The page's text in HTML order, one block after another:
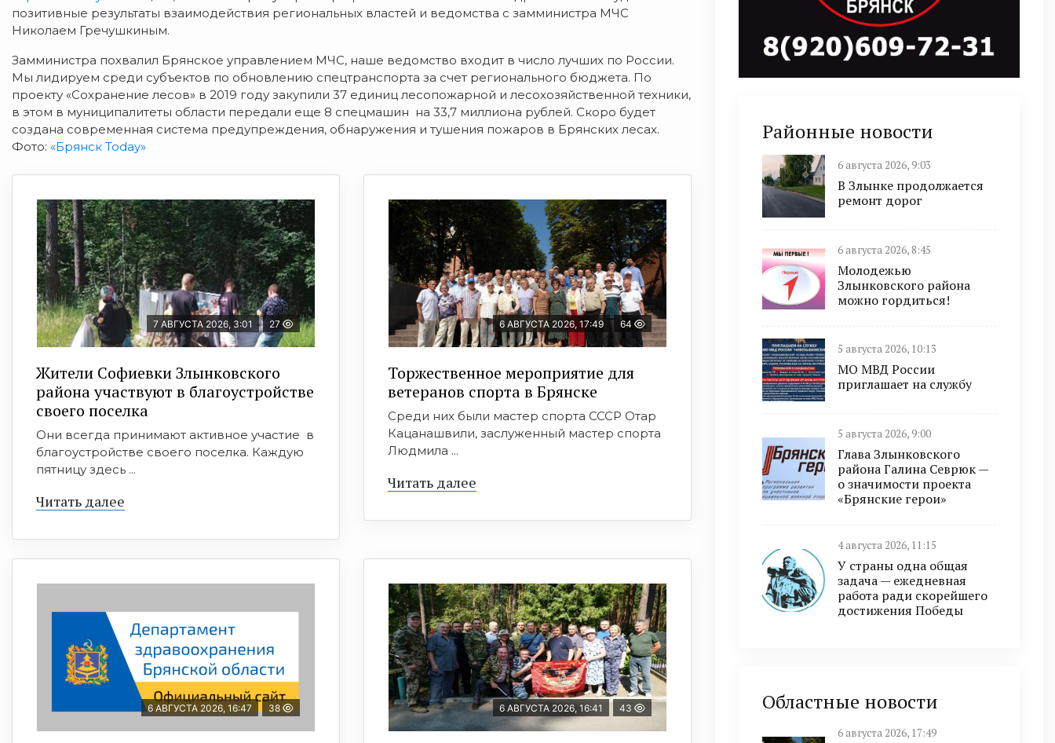
позитивные результаты взаимодействия региональных властей и ведомства с замминистра МЧС
Николаем Гречушкиным.
Замминистра похвалил Брянское управлением МЧС, наше ведомство входит в число лучших по России.
Мы лидируем среди субъектов по обновлению спецтранспорта за счет регионального бюджета. По
проекту «Сохранение лесов» в 2019 году закупили 37 единиц лесопожарной и лесохозяйственной техники,
в этом в муниципалитеты области передали еще 8 спецмашин на 33,7 миллиона рублей. Скоро будет
создана современная система предупреждения, обнаружения и тушения пожаров в Брянских лесах.
Фото: «Брянск Today»
7 АВГУСТА 2026, 3:01 27
Жители Софиевки Злынковского
района участвуют в благоустройстве
своего поселка
Они всегда принимают активное участие в
благоустройстве своего поселка. Каждую
пятницу здесь ...
Читать далее
6 АВГУСТА 2026, 17:49 64
Торжественное мероприятие для
ветеранов спорта в Брянске
Среди них были мастер спорта СССР Отар
Кацанашвили, заслуженный мастер спорта
Людмила ...
Читать далее
6 АВГУСТА 2026, 16:47 38 6 АВГУСТА 2026, 16:41 43
Районные новости
6 августа 2026, 9:03
В Злынке продолжается
ремонт дорог
6 августа 2026, 8:45
Молодежью
Злынковского района
можно гордиться!
5 августа 2026, 10:13
МО МВД России
приглашает на службу
5 августа 2026, 9:00
Глава Злынковского
района Галина Севрюк —
о значимости проекта
«Брянские герои»
4 августа 2026, 11:15
У страны одна общая
задача — ежедневная
работа ради скорейшего
достижения Победы
Областные новости
6 августа 2026, 17:49